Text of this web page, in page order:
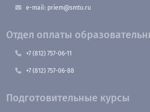
e-mail: priem@smtu.ru
Отдел оплаты
+7 (812) 757-06-11
+7 (812) 757-06-88
Подготовительные курсы